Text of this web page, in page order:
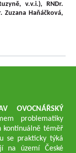
v.v.i.), RNDr.
Zuzana Haňáčková,
OVOCNÁŘSKÝ
problematiky
kontinuálně téměř
se prakticky týká
na území České